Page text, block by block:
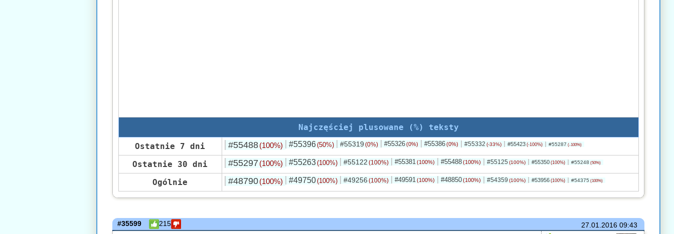
Najczęściej plusowane (%) teksty
Ostatnie 7 dni
#55488 (100%) #55396(50%) #55319 (0%) #55326 (0%) #55386 (0%) #55332 (-33%) #55423 (-100%) #55287 (-100%)
Ostatnie 30 dni #55297 (100%) #55263(100%) #55122 (100%) #55381 (100%) #55488 (100%) #55125 (100%) #55350 (100%) #55248 (50%)
Ogólnie #48790 (100%) #49750(100%) #49256 (100%) #49591 (100%) #48850 (100%) #54359 (100%) #53956 (100%) #54375 (100%)
27.01.201609:43
#35599 215